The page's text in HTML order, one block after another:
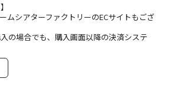
ムシアターファクトリーのECサイトもござ
の場合でも、購入画面以降の決済システ